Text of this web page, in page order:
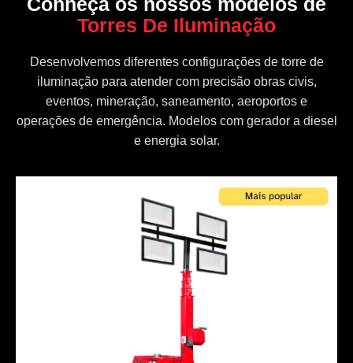
Torres De Iluminação
Desenvolvemos diferentes configurações de torre de
iluminação para atender com precisão obras civis,
eventos, mineração, saneamento, aeroportos e
operações de emergência. Modelos com gerador a diesel
e energia solar.